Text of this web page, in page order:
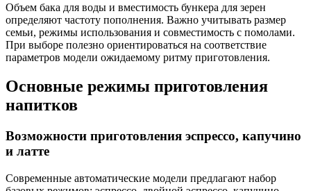
Объем бака для воды и вместимость бункера для зерен
определяют частоту пополнения. Важно учитывать размер
семьи, режимы использования и совместимость с помолами.
При выборе полезно ориентироваться на соответствие
параметров модели ожидаемому ритму приготовления.
Основные режимы приготовления
напитков
Возможности приготовления эспрессо, капучино
и латте
Современные автоматические модели предлагают набор